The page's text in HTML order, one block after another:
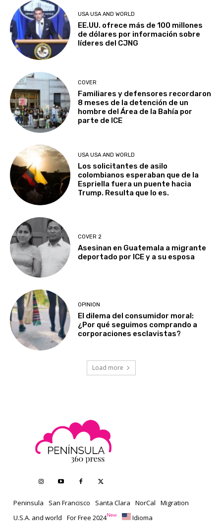
USA USA AND WORLD
EE.UU. ofrece más de 100 millones
de dólares por información sobre
líderes del CJNG
COVER
Familiares y defensores recordaron
8 meses de la detención de un
hombre del Área de la Bahía por
parte de ICE
USA USA AND WORLD
Los solicitantes de asilo
colombianos esperaban que de la
Espriella fuera un puente hacia
Trump. Resulta que lo es.
COVER 2
Asesinan en Guatemala a migrante
deportado por ICE y a su esposa
OPINION
El dilema del consumidor moral:
¿Por qué seguimos comprando a
corporaciones esclavistas?
Load more
Peninsula San Francisco Santa Clara NorCal
Migration
U.S.A. and world
For Free 2024New Idioma